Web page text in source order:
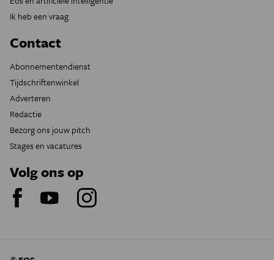
Ik heb een vraag
Contact
Abonnementendienst
Tijdschriftenwinkel
Adverteren
Redactie
Bezorg ons jouw pitch
Stages en vacatures
Volg ons op